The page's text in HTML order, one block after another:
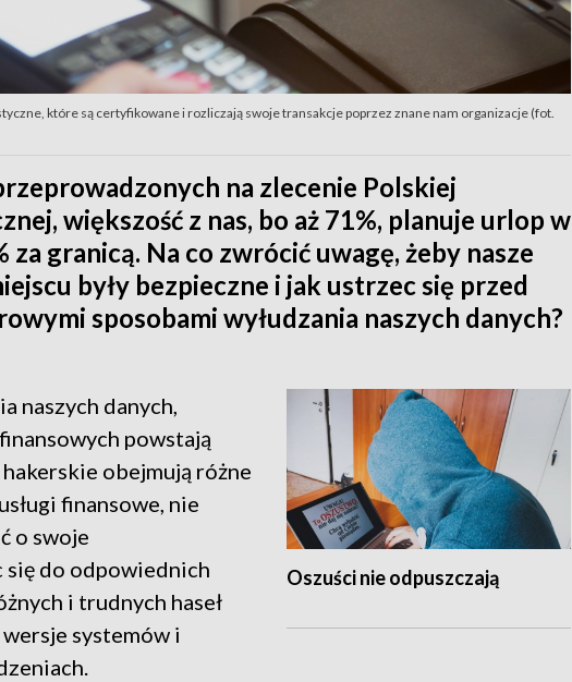
które są certyfikowane i rozliczają swoje transakcje poprzez znane nam organizacje (fot.
na zlecenie Polskiej
większość z nas, bo aż 71%, planuje urlop w
za granicą. Na co zwrócić uwagę, żeby nasze
były bezpieczne i jak ustrzec się przed
sposobami wyłudzania naszych danych?
Oszuści nie odpuszczają
naszych danych,
powstają
obejmują różne
finansowe, nie
o swoje
się do odpowiednich
i trudnych haseł
systemów i